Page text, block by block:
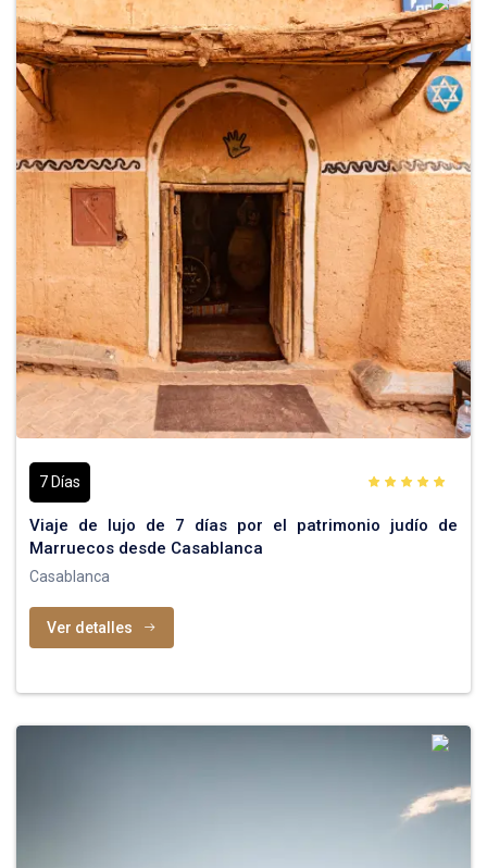
7 Días
Viaje de lujo de 7 días por el patrimonio judío de
Marruecos desde Casablanca
Casablanca
Ver detalles